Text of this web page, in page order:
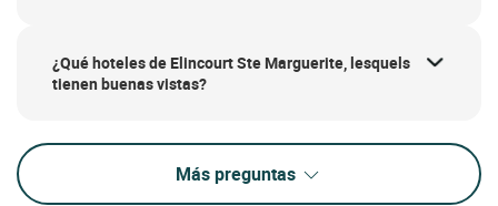
¿Qué hoteles de Elincourt Ste Marguerite, lesquels
tienen buenas vistas?
Más preguntas